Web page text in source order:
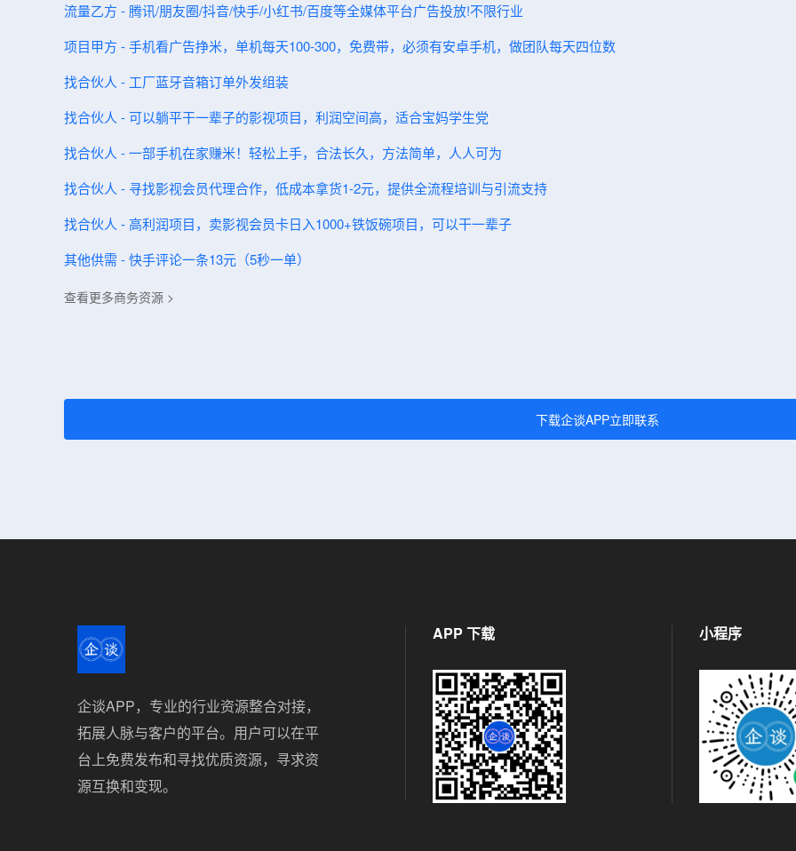
流量乙方 - 腾讯/朋友圈/抖音/快手/小红书/百度等全媒体平台广告投放!不限行业
项目甲方 - 手机看广告挣米，单机每天100-300，免费带，必须有安卓手机，做团队每天四位数
找合伙人 - 工厂蓝牙音箱订单外发组装
找合伙人 - 可以躺平干一辈子的影视项目，利润空间高，适合宝妈学生党
找合伙人 - 一部手机在家赚米！轻松上手，合法长久，方法简单，人人可为
找合伙人 - 寻找影视会员代理合作，低成本拿货1-2元，提供全流程培训与引流支持
找合伙人 - 高利润项目，卖影视会员卡日入1000+铁饭碗项目，可以干一辈子
其他供需 - 快手评论一条13元（5秒一单）
查看更多商务资源 >
下载企谈APP立即联系
企谈APP，专业的行业资源整合对接，
拓展人脉与客户的平台。用户可以在平
台上免费发布和寻找优质资源，寻求资
源互换和变现。
APP 下载 小程序